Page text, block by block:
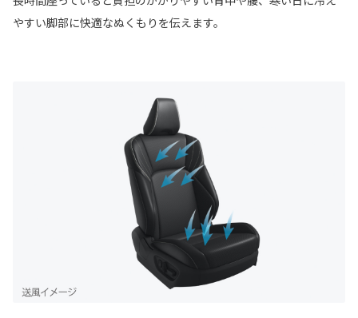
やすい脚部に快適なぬくもりを伝えます。